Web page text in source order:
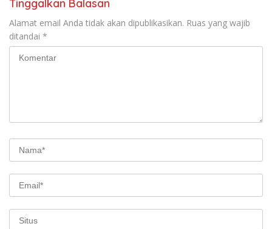
Tinggalkan Balasan
Alamat email Anda tidak akan dipublikasikan. Ruas yang wajib
ditandai *